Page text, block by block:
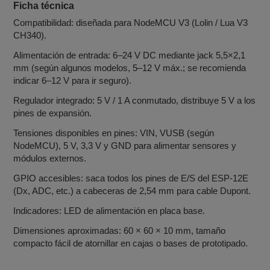
Ficha técnica
Compatibilidad: diseñada para NodeMCU V3 (Lolin / Lua V3
CH340).
Alimentación de entrada: 6–24 V DC mediante jack 5,5×2,1
mm (según algunos modelos, 5–12 V máx.; se recomienda
indicar 6–12 V para ir seguro).
Regulador integrado: 5 V / 1 A conmutado, distribuye 5 V a los
pines de expansión.
Tensiones disponibles en pines: VIN, VUSB (según
NodeMCU), 5 V, 3,3 V y GND para alimentar sensores y
módulos externos.
GPIO accesibles: saca todos los pines de E/S del ESP‑12E
(Dx, ADC, etc.) a cabeceras de 2,54 mm para cable Dupont.
Indicadores: LED de alimentación en placa base.
Dimensiones aproximadas: 60 × 60 × 10 mm, tamaño
compacto fácil de atornillar en cajas o bases de prototipado.